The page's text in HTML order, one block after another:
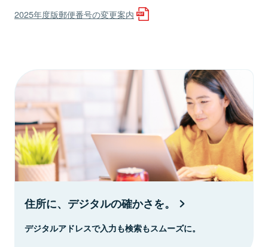
2025年度版郵便番号の変更案内
住所に、デジタルの確かさを。
デジタルアドレスで入力も検索もスムーズに。